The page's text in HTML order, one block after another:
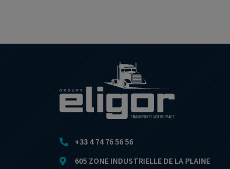
+33 4 74 76 56 56
605 ZONE INDUSTRIELLE DE LA PLAINE